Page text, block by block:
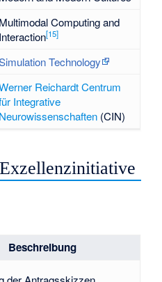
Multimodal Computing and
Interaction[15]
Technology
Reichardt Centrum
Integrative
Neurowissenschaften(CIN)
Beschreibung